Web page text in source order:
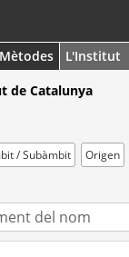
Mètodes
L'Institut
de Catalunya
/ Subàmbit Origen